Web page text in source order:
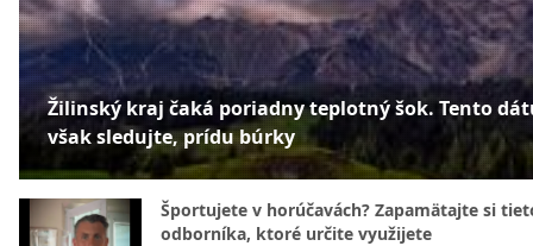
Žilinský kraj čaká poriadny teplotný šok. Tento
však sledujte, prídu búrky
Športujete v horúčavách? Zapamätajte si
odborníka, ktoré určite využijete